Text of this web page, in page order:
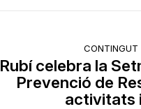
CONTINGUT
Rubí celebra la
Prevenció de
activitats